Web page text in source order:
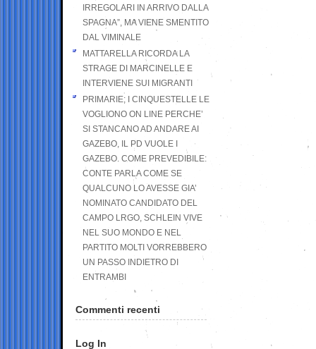
IRREGOLARI IN ARRIVO DALLA
SPAGNA”, MA VIENE SMENTITO
DAL VIMINALE
MATTARELLA RICORDA LA
STRAGE DI MARCINELLE E
INTERVIENE SUI MIGRANTI
PRIMARIE; I CINQUESTELLE LE
VOGLIONO ON LINE PERCHE’
SI STANCANO AD ANDARE AI
GAZEBO, IL PD VUOLE I
GAZEBO. COME PREVEDIBILE:
CONTE PARLA COME SE
QUALCUNO LO AVESSE GIA’
NOMINATO CANDIDATO DEL
CAMPO LRGO, SCHLEIN VIVE
NEL SUO MONDO E NEL
PARTITO MOLTI VORREBBERO
UN PASSO INDIETRO DI
ENTRAMBI
Commenti recenti
Log In